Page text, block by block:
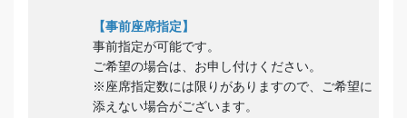
【事前座席指定】
事前指定が可能です。
ご希望の場合は、お申し付けください。
※座席指定数には限りがありますので、ご希望に
添えない場合がございます。